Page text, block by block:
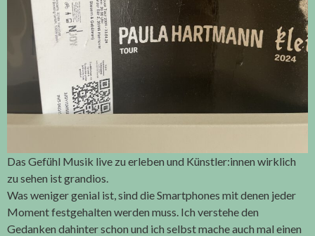
Das Gefühl Musik live zu erleben und Künstler:innen wirklich
zu sehen ist grandios.
Was weniger genial ist, sind die Smartphones mit denen jeder
Moment festgehalten werden muss. Ich verstehe den
Gedanken dahinter schon und ich selbst mache auch mal einen